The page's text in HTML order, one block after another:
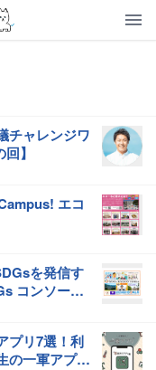
チャレンジワ
】
エコ
を発信す
コンソーシ
プリ7選！利
の一軍アプ